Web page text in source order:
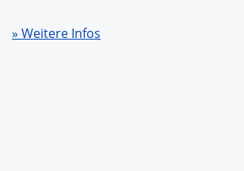
» Weitere Infos